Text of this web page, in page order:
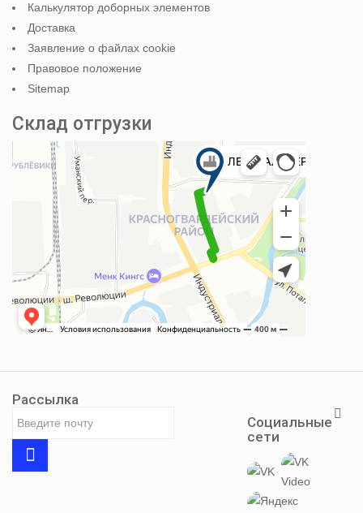
Калькулятор доборных элементов
Доставка
Заявление о файлах cookie
Правовое положение
Sitemap
Склад отгрузки
Рассылка
Социальные
сети